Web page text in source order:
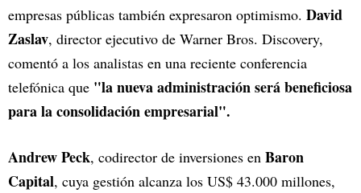
empresas públicas también expresaron optimismo. David
Zaslav, director ejecutivo de Warner Bros. Discovery,
comentó a los analistas en una reciente conferencia
telefónica que "la nueva administración será beneficiosa
para la consolidación empresarial".
Andrew Peck, codirector de inversiones en Baron
Capital, cuya gestión alcanza los US$ 43.000 millones,